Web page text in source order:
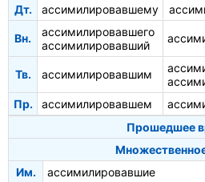
Дт.
ассимилировавшему
Вн.
ассимилировавшего
ассимилировавший
Тв. ассимилировавшим
Пр. ассимилировавшем
Прошедшее
Им.
ассимилировавшие